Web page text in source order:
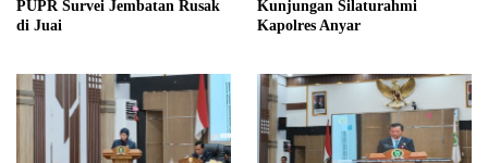
PUPR Survei Jembatan Rusak
di Juai
Kunjungan Silaturahmi
Kapolres Anyar